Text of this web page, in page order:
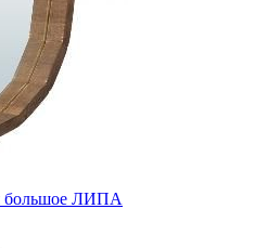
большое ЛИПА